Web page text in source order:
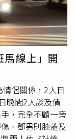
，她情緒一來就
文啦！』她當時
給予真實的反
！」江尚儒
。（圖／星光瑞
用手掃掉桌子
掉了兩片，實在
心裂肺的痛苦，
不會很悲傷，
就可以開始專心
始忙自己的
馬線上」開
侶關係，2人日
晚間2人談及債
，完全不顧一旁
、鄧男則膝蓋及